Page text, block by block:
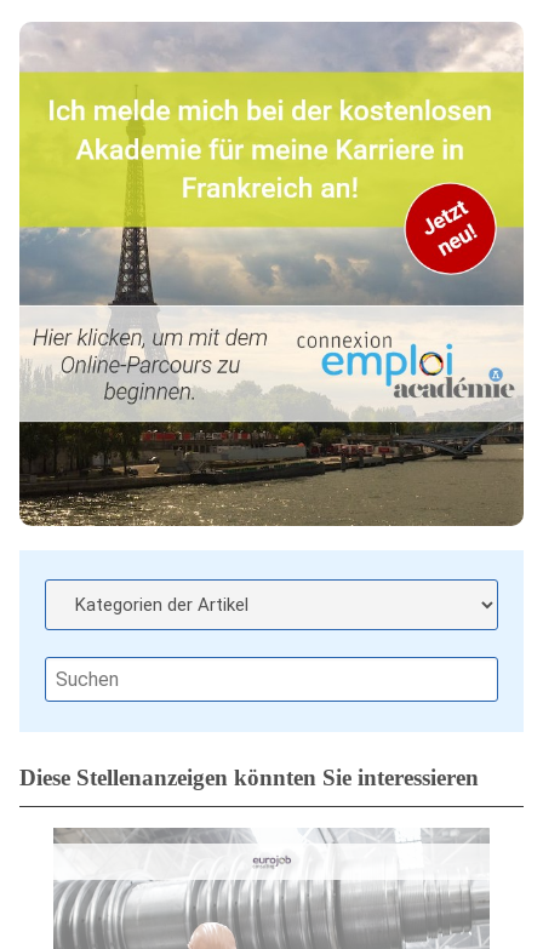
Diese Stellenanzeigen könnten Sie interessieren